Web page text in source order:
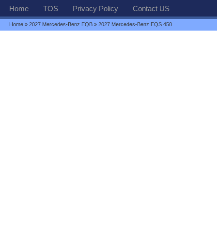
Home TOS Privacy Policy Contact US
Home »2027 Mercedes-Benz EQB » 2027 Mercedes-Benz EQS 450